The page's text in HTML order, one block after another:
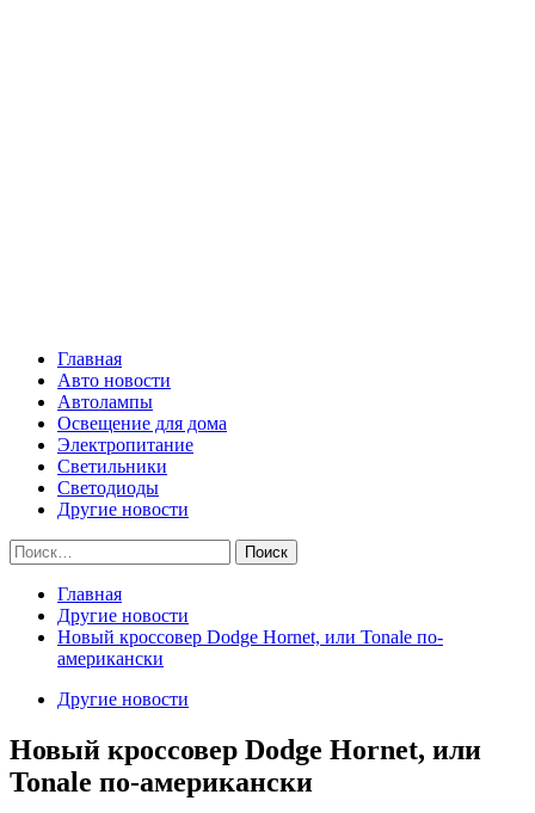
Главная
Авто новости
Автолампы
Освещение для дома
Электропитание
Светильники
Светодиоды
Другие новости
Найти:
Главная
Другие новости
Новый кроссовер Dodge Hornet, или Tonale по-
американски
Другие новости
Новый кроссовер Dodge Hornet, или
Tonale по-американски